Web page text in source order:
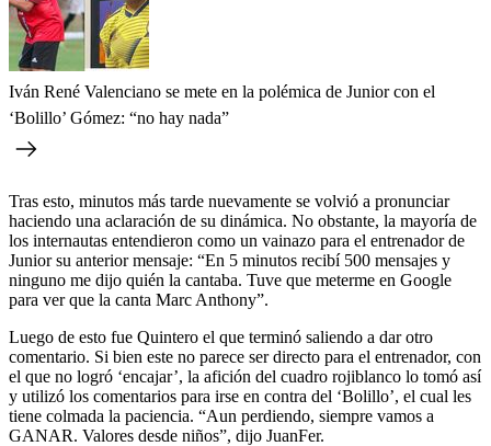
Iván René Valenciano se mete en la polémica de Junior con el
‘Bolillo’ Gómez: “no hay nada”
Tras esto, minutos más tarde nuevamente se volvió a pronunciar
haciendo una aclaración de su dinámica. No obstante, la mayoría de
los internautas entendieron como un vainazo para el entrenador de
Junior su anterior mensaje: “En 5 minutos recibí 500 mensajes y
ninguno me dijo quién la cantaba. Tuve que meterme en Google
para ver que la canta Marc Anthony”.
Luego de esto fue Quintero el que terminó saliendo a dar otro
comentario. Si bien este no parece ser directo para el entrenador, con
el que no logró ‘encajar’, la afición del cuadro rojiblanco lo tomó así
y utilizó los comentarios para irse en contra del ‘Bolillo’, el cual les
tiene colmada la paciencia. “Aun perdiendo, siempre vamos a
GANAR. Valores desde niños”, dijo JuanFer.